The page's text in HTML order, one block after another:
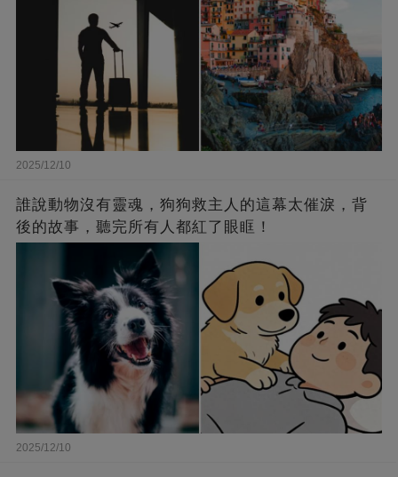
2025/12/10
誰說動物沒有靈魂，狗狗救主人的這幕太催淚，背
後的故事，聽完所有人都紅了眼眶！
2025/12/10